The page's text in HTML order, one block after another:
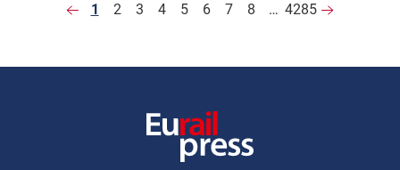
1 2 3 4 5 6 7 8 … 4285